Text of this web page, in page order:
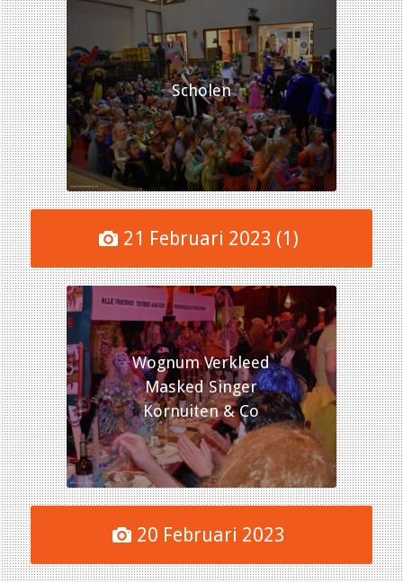
Scholen
21 Februari 2023 (1)
Wognum Verkleed
Masked Singer
Kornuiten & Co
20 Februari 2023